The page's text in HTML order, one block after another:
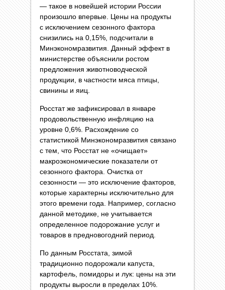
— такое в новейшей истории России
произошло впервые. Цены на продукты
с исключением сезонного фактора
снизились на 0,15%, подсчитали в
Минэкономразвития. Данный эффект в
министерстве объяснили ростом
предложения животноводческой
продукции, в частности мяса птицы,
свинины и яиц.
Росстат же зафиксировал в январе
продовольственную инфляцию на
уровне 0,6%. Расхождение со
статистикой Минэкономразвития связано
с тем, что Росстат не «очищает»
макроэкономические показатели от
сезонного фактора. Очистка от
сезонности — это исключение факторов,
которые характерны исключительно для
этого времени года. Например, согласно
данной методике, не учитывается
определенное подорожание услуг и
товаров в предновогодний период.
По данным Росстата, зимой
традиционно подорожали капуста,
картофель, помидоры и лук: цены на эти
продукты выросли в пределах 10%.